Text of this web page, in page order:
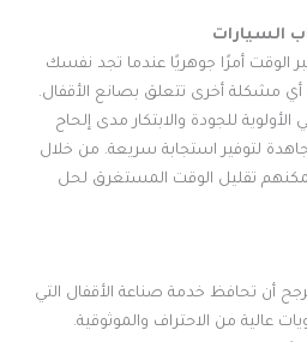
السيارات
الوقت أمرًا جوهريًا عندما تجد نفسك
أي مشكلة أخرى تتعلق بصانع الأقفال.
للجودة والابتكار مدى إلحاح
لتوفير استجابة سريعة. من خلال
يمكنهم تقليل الوقت المستغرق لحل
أن تحافظ خدمة صناعة الأقفال التي
عالية من الاحتراف والموثوقية.